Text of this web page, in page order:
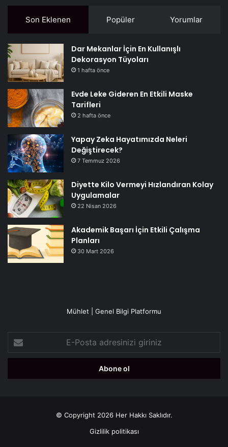
Son Eklenen Popüler Yorumlar
Dar Mekanlar İçin En Kullanışlı
Dekorasyon Tüyoları
1 hafta önce
Evde Leke Gideren En Etkili Maske
Tarifleri
2 hafta önce
Yapay Zeka Hayatımızda Neleri
Değiştirecek?
7 Temmuz 2026
Diyette Kilo Vermeyi Hızlandıran Kolay
Uygulamalar
22 Nisan 2026
Akademik Başarı İçin Etkili Çalışma
Planları
30 Mart 2026
Mühlet | Genel Bilgi Platformu
Posta
adresinizi
© Copyright 2026 Her Hakkı Saklıdır.
Gizlilik politikası